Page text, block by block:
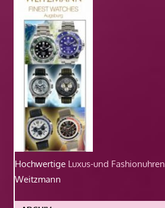
Hochwertige Luxus-und Fashionuhren
Weitzmann